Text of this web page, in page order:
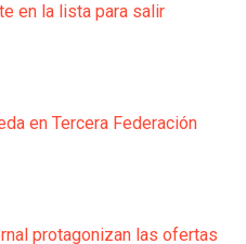
en la lista para salir
en Tercera Federación
protagonizan las ofertas